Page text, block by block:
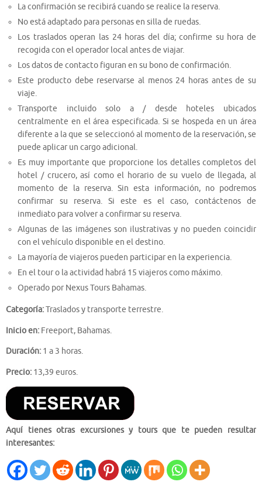
La confirmación se recibirá cuando se realice la reserva.
No está adaptado para personas en silla de ruedas.
Los traslados operan las 24 horas del día; confirme su hora de
recogida con el operador local antes de viajar.
Los datos de contacto figuran en su bono de confirmación.
Este producto debe reservarse al menos 24 horas antes de su
viaje.
Transporte incluido solo a / desde hoteles ubicados
centralmente en el área especificada. Si se hospeda en un área
diferente a la que se seleccionó al momento de la reservación, se
puede aplicar un cargo adicional.
Es muy importante que proporcione los detalles completos del
hotel / crucero, así como el horario de su vuelo de llegada, al
momento de la reserva. Sin esta información, no podremos
confirmar su reserva. Si este es el caso, contáctenos de
inmediato para volver a confirmar su reserva.
Algunas de las imágenes son ilustrativas y no pueden coincidir
con el vehículo disponible en el destino.
La mayoría de viajeros pueden participar en la experiencia.
En el tour o la actividad habrá 15 viajeros como máximo.
Operado por Nexus Tours Bahamas.
Categoría:Traslados y transporte terrestre.
Inicio en: Freeport, Bahamas.
Duración: 1 a 3 horas.
Precio: 13,39 euros.
Aquí tienes otras excursiones y tours que te pueden resultar
interesantes: